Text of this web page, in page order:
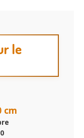
le
cm